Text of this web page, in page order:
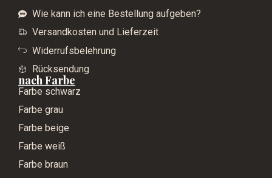
Wie kann ich eine Bestellung aufgeben?
Versandkosten und Lieferzeit
Widerrufsbelehrung
Rücksendung
nach Farbe
Farbe schwarz
Farbe grau
Farbe beige
Farbe weiß
Farbe braun